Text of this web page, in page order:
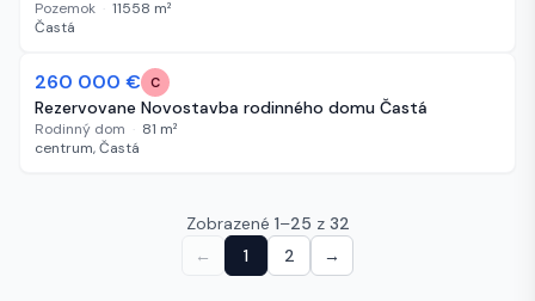
Pozemok · 11558 m²
Častá
487 dní
-20 000 €
260 000 € C
Rezervovane Novostavba rodinného domu Častá
Rodinný dom · 81 m²
centrum, Častá
Zobrazené 1–25 z 32
←
1 2 →